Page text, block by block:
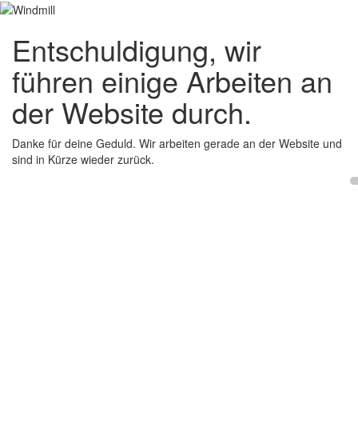
Entschuldigung, wir
führen einige Arbeiten an
der Website durch.
Danke für deine Geduld. Wir arbeiten gerade an der Website und
sind in Kürze wieder zurück.